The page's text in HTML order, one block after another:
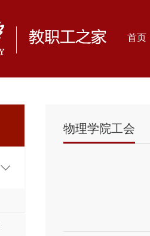
首页
物理学院工会